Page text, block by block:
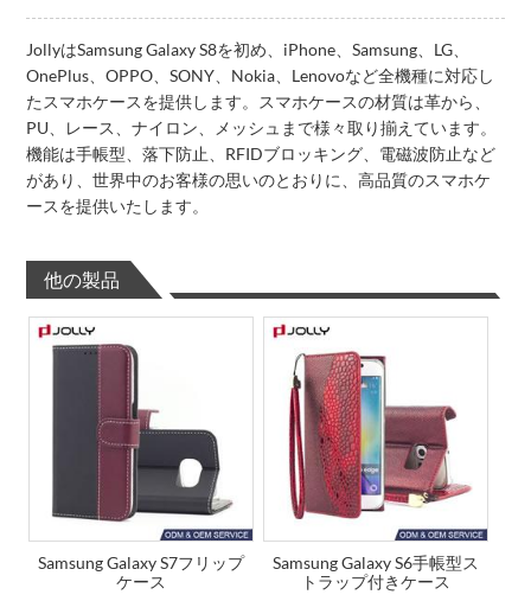
JollyはSamsung Galaxy S8を初め、iPhone、Samsung、LG、
OnePlus、OPPO、SONY、Nokia、Lenovoなど全機種に対応し
たスマホケースを提供します。スマホケースの材質は革から、
PU、レース、ナイロン、メッシュまで様々取り揃えています。
機能は手帳型、落下防止、RFIDブロッキング、電磁波防止など
があり、世界中のお客様の思いのとおりに、高品質のスマホケ
ースを提供いたします。
他の製品
Samsung Galaxy S7フリップ
ケース
Samsung Galaxy S6手帳型ス
トラップ付きケース